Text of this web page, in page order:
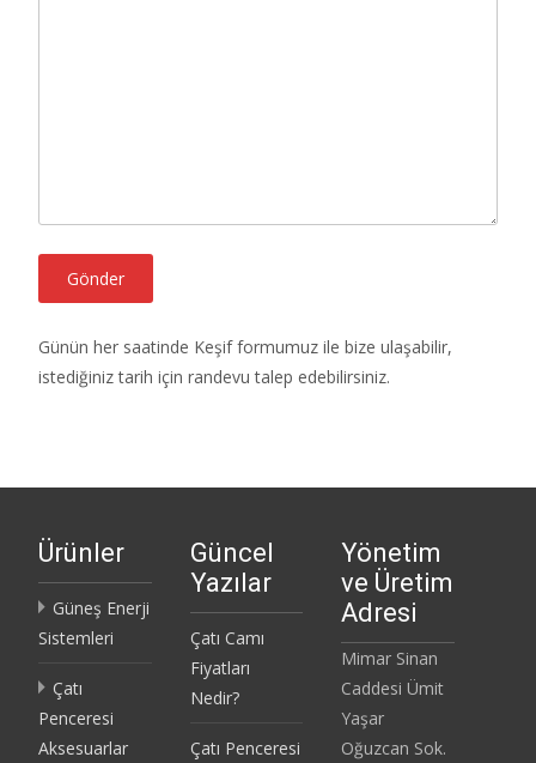
Günün her saatinde Keşif formumuz ile bize ulaşabilir,
istediğiniz tarih için randevu talep edebilirsiniz.
Ürünler
Güneş Enerji
Sistemleri
Çatı
Penceresi
Aksesuarlar
Güncel
Yazılar
Çatı Camı
Fiyatları
Nedir?
Çatı Penceresi
Yönetim
ve Üretim
Adresi
Mimar Sinan
Caddesi Ümit
Yaşar
Oğuzcan Sok.